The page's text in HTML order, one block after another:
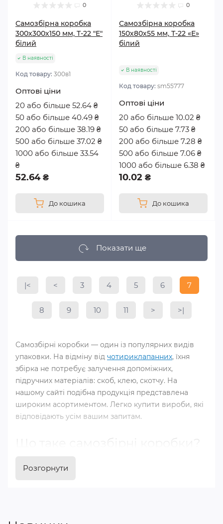
0
Самозбірна коробка
300х300х150 мм, Т-22 "Е"
білий
В наявності
Код товару: 300в1
Оптові ціни
20 або більше 52.64 ₴
50 або більше 40.49 ₴
200 або більше 38.19 ₴
500 або більше 37.02 ₴
1000 або більше 33.54
₴
52.64 ₴
До кошика
0
Самозбірна коробка
150х80х55 мм, Т-22 «Е»
білий
В наявності
Код товару: sm55777
Оптові ціни
20 або більше 10.02 ₴
50 або більше 7.73 ₴
200 або більше 7.28 ₴
500 або більше 7.06 ₴
1000 або більше 6.38 ₴
10.02 ₴
До кошика
Показати ще
|< < 3 4 5 6 7
8 9 10 11 > >|
Самозбірні коробки — один із популярних видів
упаковки. На відміну від чотириклапанних, їхня
збірка не потребує залучення допоміжних,
підручних матеріалів: скоб, клею, скотчу. На
нашому сайті подібна продукція представлена
широким асортиментом. Легко купити вироби, які
відповідають усім вашим запитам.
Що таке самозбірні коробки?
Виробники створюють самозбірні коробки різних
Розгорнути